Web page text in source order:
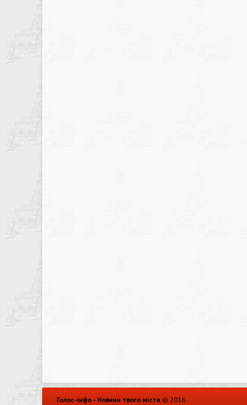
Голос-інфо - Новини твого міста © 2016